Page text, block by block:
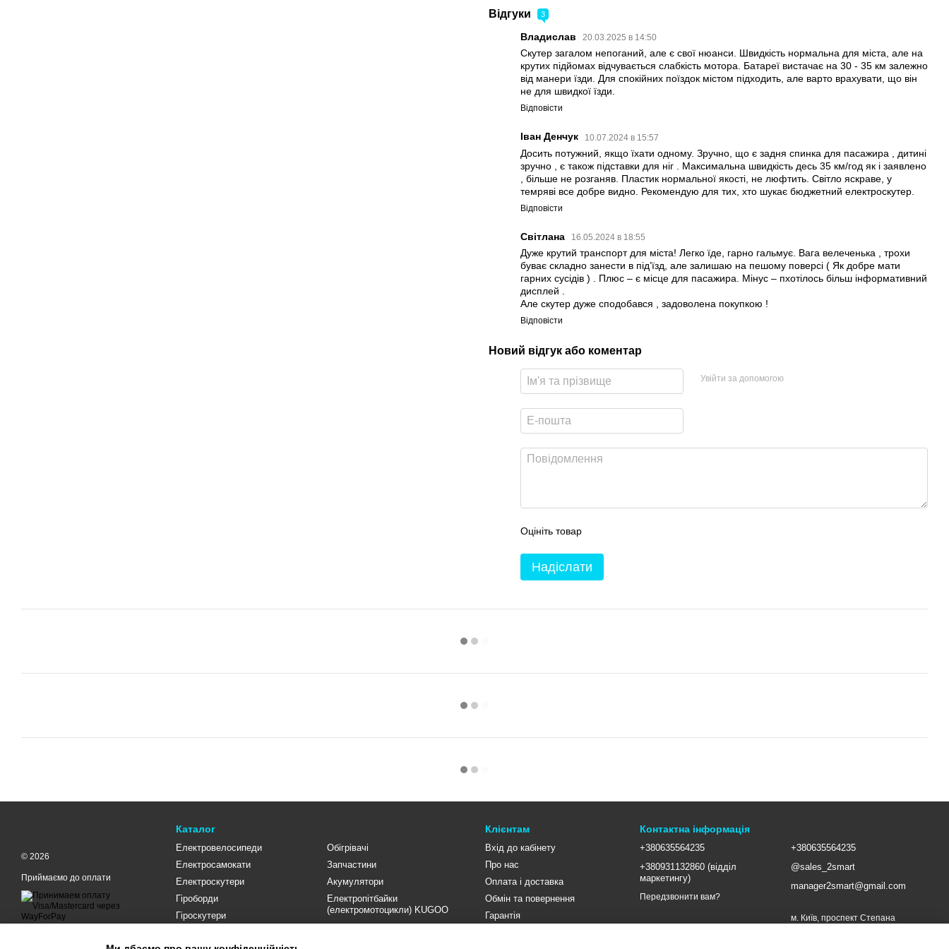
Відгуки
3
Владислав 20.03.2025 в 14:50
Скутер загалом непоганий, але є свої нюанси. Швидкість нормальна для міста, але на
крутих підйомах відчувається слабкість мотора. Батареї вистачає на 30 - 35 км залежно
від манери їзди. Для спокійних поїздок містом підходить, але варто врахувати, що він
не для швидкої їзди.
Відповісти
Іван Денчук 10.07.2024 в 15:57
Досить потужний, якщо їхати одному. Зручно, що є задня спинка для пасажира , дитині
зручно , є також підставки для ніг . Максимальна швидкість десь 35 км/год як і заявлено
, більше не розганяв. Пластик нормальної якості, не люфтить. Світло яскраве, у
темряві все добре видно. Рекомендую для тих, хто шукає бюджетний електроскутер.
Відповісти
Світлана 16.05.2024 в 18:55
Дуже крутий транспорт для міста! Легко їде, гарно гальмує. Вага велеченька , трохи
буває складно занести в під’їзд, але залишаю на пешому поверсі ( Як добре мати
гарних сусідів ) . Плюс – є місце для пасажира. Мінус – пхотілось більш інформативний
дисплей .
Але скутер дуже сподобався , задоволена покупкою !
Відповісти
Новий відгук або коментар
Увійти за допомогою
Оцініть товар
Надіслати
© 2026
Приймаємо до оплати
Каталог
Електровелосипеди
Електросамокати
Електроскутери
Гіроборди
Гіроскутери
Обігрівачі
Запчастини
Акумулятори
Електропітбайки
(електромотоцикли) KUGOO
Клієнтам
Вхід до кабінету
Про нас
Оплата і доставка
Обмін та повернення
Гарантія
Контактна інформація
+380635564235
+380931132860 (відділ
маркетингу)
Передзвонити вам?
+380635564235
@sales_2smart
manager2smart@gmail.com
м. Київ, проспект Степана